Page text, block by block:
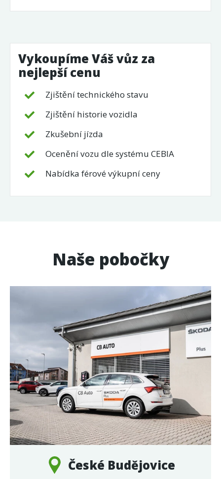
Vykoupíme Váš vůz za
nejlepší cenu
Zjištění technického stavu
Zjištění historie vozidla
Zkušební jízda
Ocenění vozu dle systému CEBIA
Nabídka férové výkupní ceny
Naše pobočky
České Budějovice